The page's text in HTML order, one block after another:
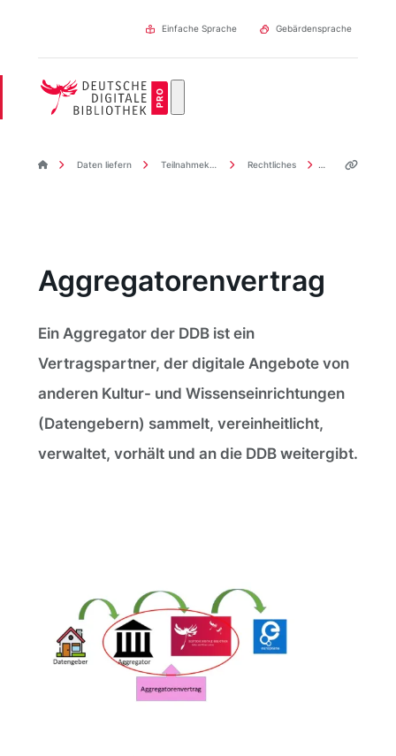
Einfache Sprache Gebärdensprache
DDBpro Startseite
Daten liefern Teilnahmekriterien Rechtliches
Aggregatorenvertrag
Ein Aggregator der DDB ist ein
Vertragspartner, der digitale Angebote von
anderen Kultur- und Wissenseinrichtungen
(Datengebern) sammelt, vereinheitlicht,
verwaltet, vorhält und an die DDB weitergibt.